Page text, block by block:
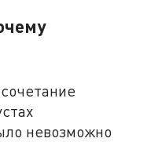
невозможно